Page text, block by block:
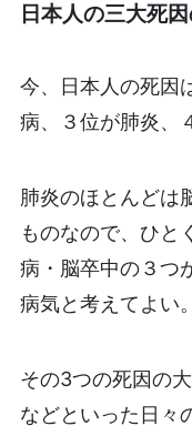
日本人の三大死
今、日本人の死因
病、３位が肺炎、
肺炎のほとんどは
ものなので、ひと
病・脳卒中の３つ
病気と考えてよい。
その3つの死因の
などといった日々